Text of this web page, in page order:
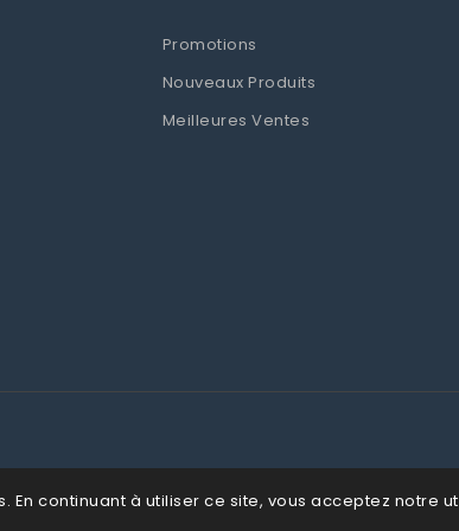
Promotions
Nouveaux Produits
Meilleures Ventes
En continuant à utiliser ce site, vous acceptez notre